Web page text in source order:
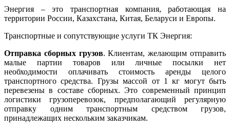
Энергия – это транспортная компания, работающая на
территории России, Казахстана, Китая, Беларуси и Европы.
Транспортные и сопутствующие услуги ТК Энергия:
Отправка сборных грузов. Клиентам, желающим отправить
малые партии товаров или личные посылки нет
необходимости оплачивать стоимость аренды целого
транспортного средства. Грузы массой от 1 кг могут быть
перевезены в составе сборных. Это современный принцип
логистики грузоперевозок, предполагающий регулярную
отправку одним транспортным средством грузов,
принадлежащих нескольким заказчикам.